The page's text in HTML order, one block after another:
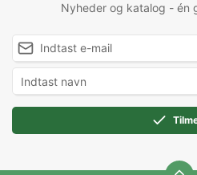
Nyheder og katalog - én